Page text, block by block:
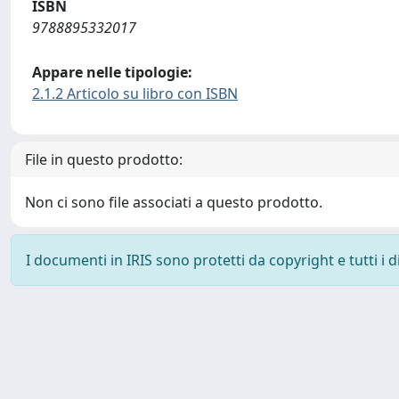
ISBN
9788895332017
Appare nelle tipologie:
2.1.2 Articolo su libro con ISBN
File in questo prodotto:
Non ci sono file associati a questo prodotto.
I documenti in IRIS sono protetti da copyright e tutti i